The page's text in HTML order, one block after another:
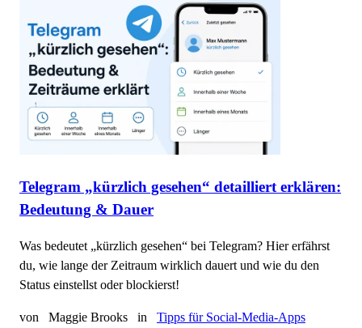
Telegram „kürzlich gesehen“ detailliert erklären:
Bedeutung & Dauer
Was bedeutet „kürzlich gesehen“ bei Telegram? Hier erfährst
du, wie lange der Zeitraum wirklich dauert und wie du den
Status einstellst oder blockierst!
von Maggie Brooks in Tipps für Social-Media-Apps